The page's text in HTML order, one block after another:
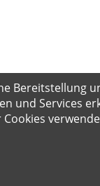
Bereitstellung
und Services